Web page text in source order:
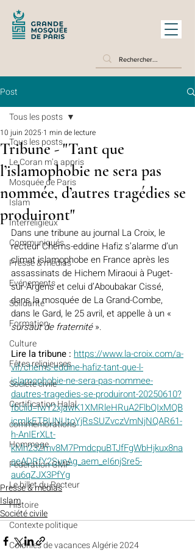
Post
Tous les posts
Le Coran m’a appris
Mosquée de Paris
Islam
Interreligieux
Communiqués
Presse & médias
Evénements
Solidarité
Formation
Culture
Fêtes religieuses
Société civile
Certification Halal
commémorations
Hommage
Fédération GMP
Le billet du Recteur
Histoire
Contexte politique
Colonies de vacances Algérie 2024
Tous les posts
Tribune - "Tant que
l’islamophobie ne sera pas
nommée, d’autres tragédies se
produiront"
10 juin 2025 1 min de lecture
Dans une tribune au journal La Croix, le
recteur Chems-eddine Hafiz s’alarme d’un
climat islamophobe en France après les
assassinats de Hichem Miraoui à Puget-
sur-Argens et celui d’Aboubakar Cissé,
dans la mosquée de La Grand-Combe,
dans le Gard, le 25 avril, et appelle à un «
sursaut de fraternité ».
Lire la tribune : https://www.la-croix.com/a-
vif/chems-eddine-hafiz-tant-que-l-
islamophobie-ne-sera-pas-nommee-
dautres-tragedies-se-produiront-20250610?
fbclid=IwY2xjawK1XMRleHRuA2FlbQIxMQB
icmlkETBUNUtoYjRsSUZvczVmNjNQAR61-
h-AnIErXLt-
kMh23Zmv8M7PmdcpuBTJfFgWbHjkux8na
aeADRfY2SunAg_aem_eI6njSre5-
au6qZJX3PfYg
Presse & médias
Islam
Société civile